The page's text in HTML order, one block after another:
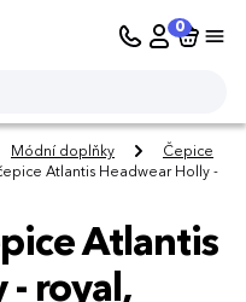
0
Módní doplňky
Čepice
Atlantis Headwear Holly -
Atlantis
- royal,